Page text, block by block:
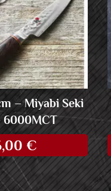
– Miyabi Seki
6000MCT
€